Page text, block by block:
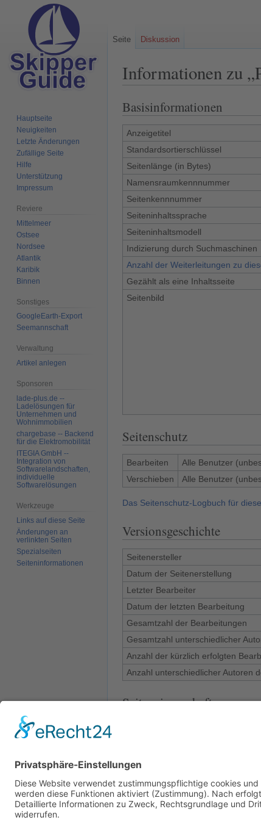
Informationen zu
Zur
Navigation
springen
Zur
Suche
springen
Basisinformationen
Anzeigetitel
Standardsortierschlüssel
Seitenlänge (in Bytes)
Namensraumkennnummer
Seitenkennnummer
Seiteninhaltssprache
Seiteninhaltsmodell
Indizierung durch Suchmaschinen
Anzahl der Weiterleitungen zu
Gezählt als eine Inhaltsseite
Seitenbild
Seitenschutz
Bearbeiten
Alle Benutzer
Verschieben
Alle Benutzer
Das Seitenschutz-Logbuch für
Versionsgeschichte
Seitenersteller
Datum der Seitenerstellung
Letzter Bearbeiter
Datum der letzten Bearbeitung
Gesamtzahl der Bearbeitungen
Gesamtzahl unterschiedlicher
Anzahl der kürzlich erfolgten
Anzahl unterschiedlicher Autoren
Seiteneigenschaften
Seite Diskussion
Hauptseite
Neuigkeiten
Letzte Änderungen
Zufällige Seite
Hilfe
Unterstützung
Impressum
Reviere
Mittelmeer
Ostsee
Nordsee
Atlantik
Karibik
Binnen
Sonstiges
GoogleEarth-Export
Seemannschaft
Verwaltung
Artikel anlegen
Sponsoren
lade-plus.de --
Ladelösungen für
Unternehmen und
Wohnimmobilien
chargebase -- Backend
für die Elektromobilität
ITEGIA GmbH --
Integration von
Softwarelandschaften,
individuelle
Softwarelösungen
Werkzeuge
Links auf diese Seite
Änderungen an
verlinkten Seiten
Spezialseiten
Seiten­­informationen